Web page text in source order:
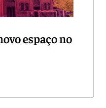
espaço no